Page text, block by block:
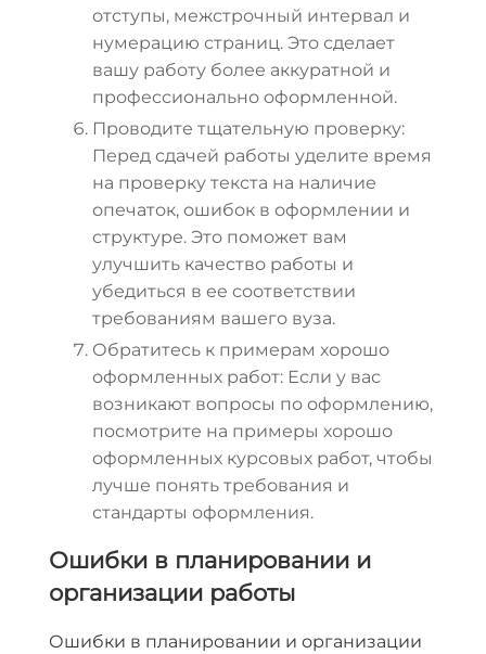
отступы, межстрочный интервал и
нумерацию страниц. Это сделает
вашу работу более аккуратной и
профессионально оформленной.
Проводите тщательную проверку:
Перед сдачей работы уделите время
на проверку текста на наличие
опечаток, ошибок в оформлении и
структуре. Это поможет вам
улучшить качество работы и
убедиться в ее соответствии
требованиям вашего вуза.
Обратитесь к примерам хорошо
оформленных работ: Если у вас
возникают вопросы по оформлению,
посмотрите на примеры хорошо
оформленных курсовых работ, чтобы
лучше понять требования и
стандарты оформления.
Ошибки в планировании и
организации работы
Ошибки в планировании и организации